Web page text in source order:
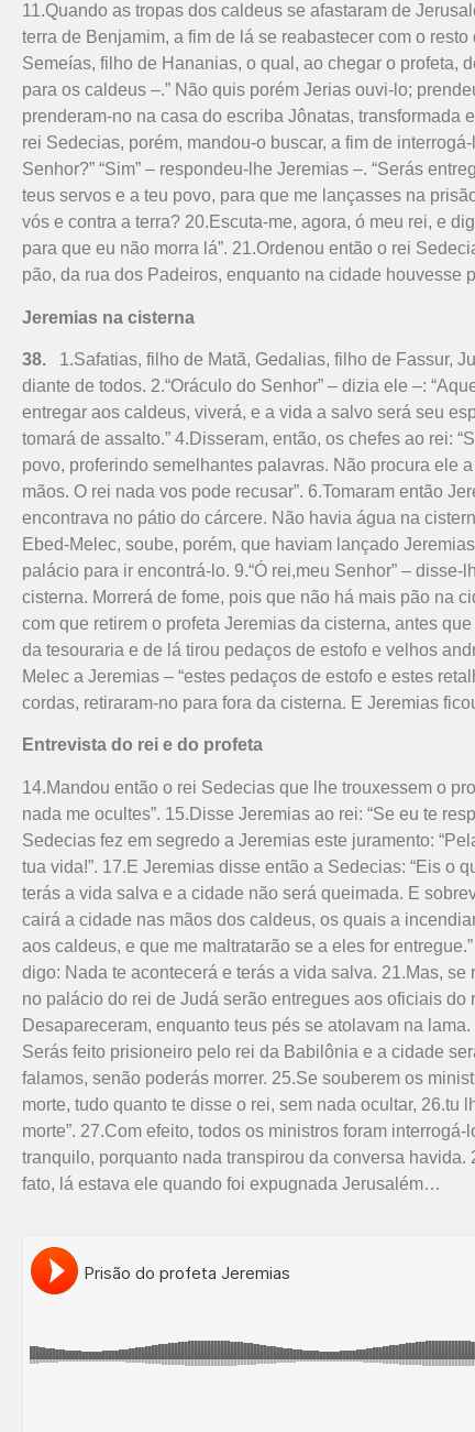
11.Quando as tropas dos caldeus se afastaram de
terra de Benjamim, a fim de lá se reabastecer com o
Semeías, filho de Hananias, o qual, ao chegar o profeta,
para os caldeus –.” Não quis porém Jerias ouvi-lo;
prenderam-no na casa do escriba Jônatas, transformada
rei Sedecias, porém, mandou-o buscar, a fim de
Senhor?” “Sim” – respondeu-lhe Jeremias –. “Serás
teus servos e a teu povo, para que me lançasses na
vós e contra a terra? 20.Escuta-me, agora, ó meu rei, e
para que eu não morra lá”. 21.Ordenou então o rei
pão, da rua dos Padeiros, enquanto na cidade houvesse
Jeremias na cisterna
38. 1.Safatias, filho de Matã, Gedalias, filho de Fassur,
dian­te de todos. 2.“Oráculo do Senhor” – dizia ele –:
entregar aos caldeus, viverá, e a vida a salvo será seu
tomará de assalto.” 4.Disseram, então, os chefes ao rei:
povo, proferindo semelhantes palavras. Não procura ele
mãos. O rei nada vos pode recusar”. 6.Tomaram então
encontrava no pátio do cárcere. Não havia água na
Ebed-Melec, soube, porém, que haviam lançado
palácio para ir encontrá-lo. 9.“Ó rei,meu Senhor” –
cisterna. Morrerá de fome, pois que não há mais pão na
com que retirem o profeta Jeremias da cisterna, antes
da tesouraria e de lá tirou pedaços de estofo e velhos
Melec a Jeremias – “estes pedaços de estofo e estes
cordas, retiraram-no para fora da cisterna. E Je­remias
Entrevista do rei e do profeta
14.Mandou então o rei Sedecias que lhe trouxessem o
nada me ocultes”. 15.Disse Jeremias ao rei: “Se eu te
Sedecias fez em segredo a Jeremias este juramento:
tua vida!”. 17.E Jeremias disse então a Sedecias: “Eis o
terás a vida salva e a cidade não será queimada. E
cairá a cidade nas mãos dos caldeus, os quais a
aos caldeus, e que me maltratarão se a eles for
digo: Nada te acontecerá e terás a vida salva. 21.Mas,
no palácio do rei de Judá serão entregues aos oficiais
Desapareceram, enquanto teus pés se atolavam na
Serás feito prisioneiro pelo rei da Babilônia e a cidade
falamos, senão poderás morrer. 25.Se souberem os
morte, tudo quanto te disse o rei, sem nada ocultar,
morte”. 27.Com efeito, todos os ministros foram
tranquilo, porquanto nada transpirou da conversa
fato, lá estava ele quando foi expugnada Jerusalém…